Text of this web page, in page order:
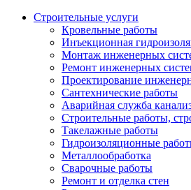
Строительные услуги
Кровельные работы
Инъекционная
Монтаж инженерных
Ремонт инженерных
Проектирование
Сантехнические работы
Аварийная служба
Строительные работы,
Такелажные работы
Гидроизоляционные
Металлообработка
Сварочные работы
Ремонт и отделка стен